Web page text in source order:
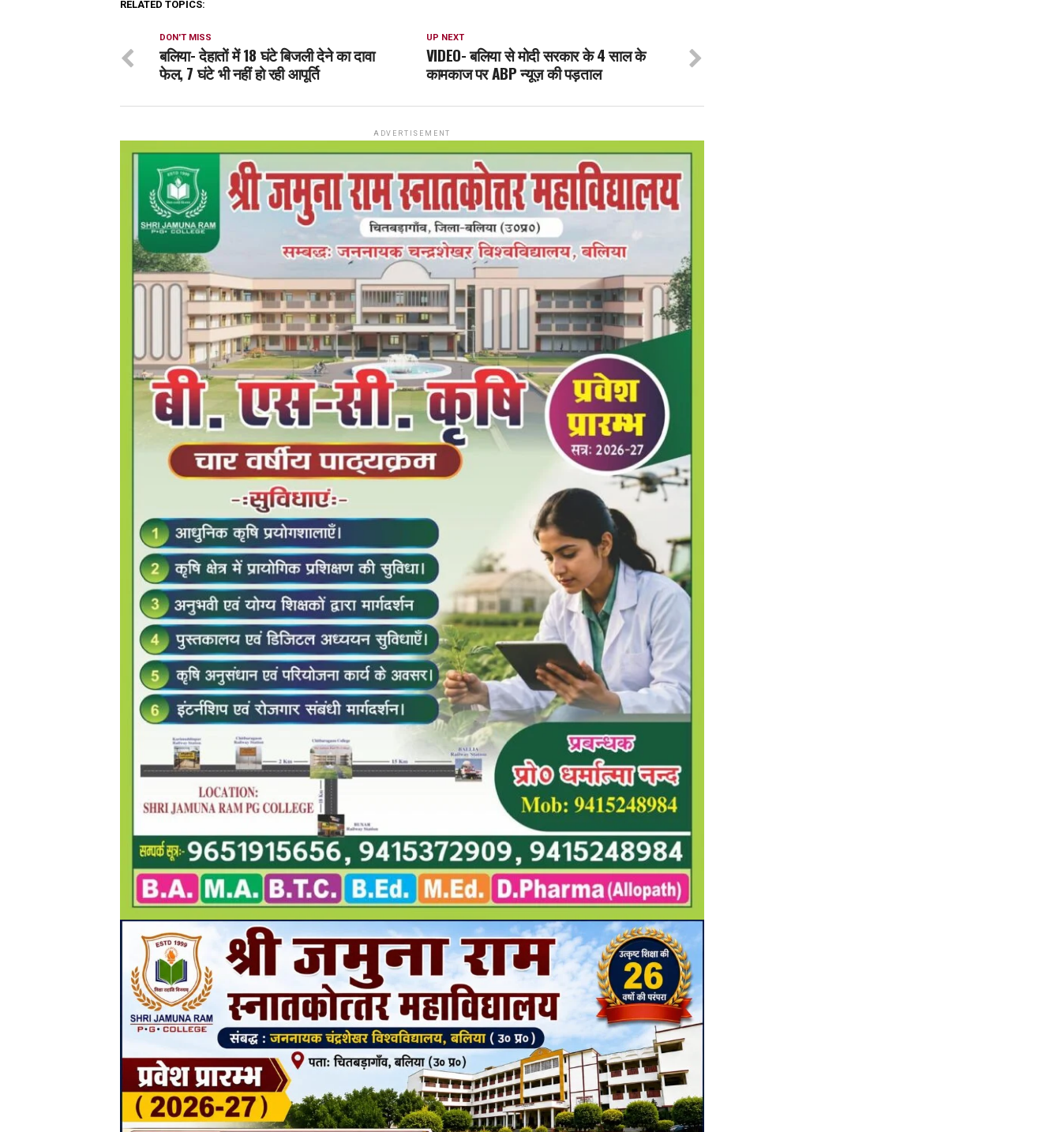
RELATED TOPICS:
UP NEXT
VIDEO- बलिया से मोदी सरकार के 4 साल के
कामकाज पर ABP न्यूज़ की पड़ताल
DON'T MISS
बलिया- देहातों में 18 घंटे बिजली देने का दावा
फेल, 7 घंटे भी नहीं हो रही आपूर्ति
ADVERTISEMENT